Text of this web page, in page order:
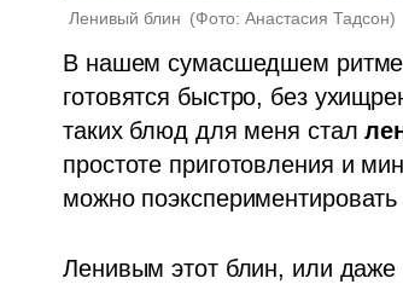
Ленивый блин (Фото: Анастасия Тадсон)
В нашем сумасшедшем ритме
готовятся быстро, без
таких блюд для меня стал
простоте приготовления и
можно
Ленивым этот блин, или